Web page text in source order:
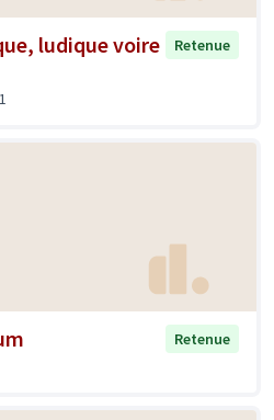
ludique voire
Retenue
1
Retenue